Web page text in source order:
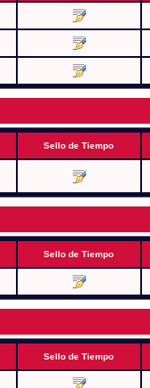
Sello de Tiempo
Sello de Tiempo
Sello de Tiempo